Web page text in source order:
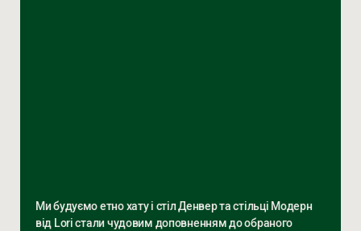
Ми будуємо етно хату і стіл Денвер та стільці Модерн
від Lori стали чудовим доповненням до обраного